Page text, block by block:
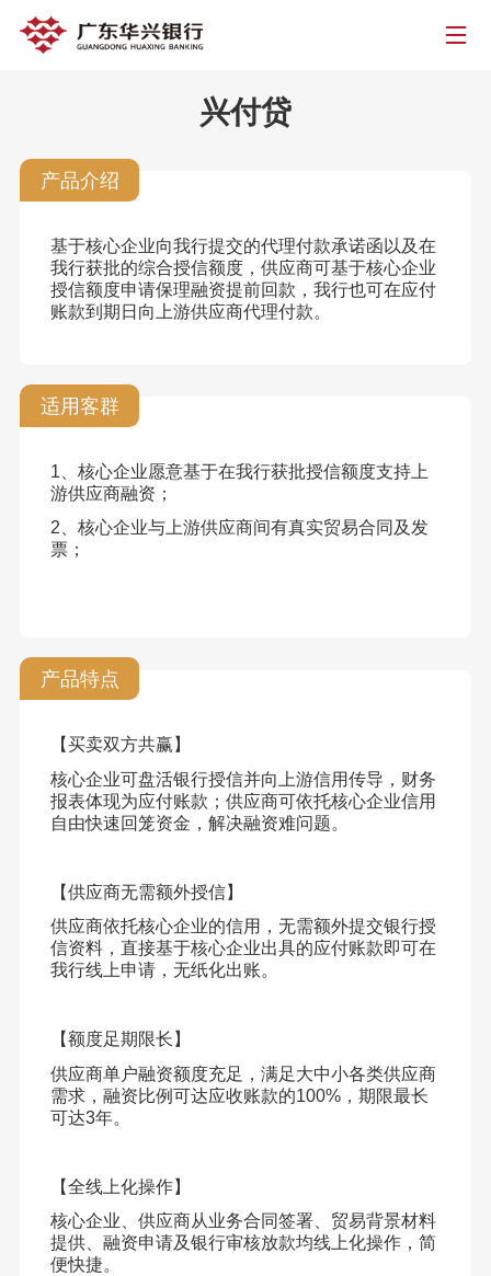
兴付贷
产品介绍
基于核心企业向我行提交的代理付款承诺函以及在
我行获批的综合授信额度，供应商可基于核心企业
授信额度申请保理融资提前回款，我行也可在应付
账款到期日向上游供应商代理付款。
适用客群
1、核心企业愿意基于在我行获批授信额度支持上
游供应商融资；
2、核心企业与上游供应商间有真实贸易合同及发
票；
产品特点
【买卖双方共赢】
核心企业可盘活银行授信并向上游信用传导，财务
报表体现为应付账款；供应商可依托核心企业信用
自由快速回笼资金，解决融资难问题。
【供应商无需额外授信】
供应商依托核心企业的信用，无需额外提交银行授
信资料，直接基于核心企业出具的应付账款即可在
我行线上申请，无纸化出账。
【额度足期限长】
供应商单户融资额度充足，满足大中小各类供应商
需求，融资比例可达应收账款的100%，期限最长
可达3年。
【全线上化操作】
核心企业、供应商从业务合同签署、贸易背景材料
提供、融资申请及银行审核放款均线上化操作，简
便快捷。